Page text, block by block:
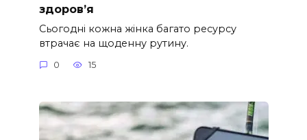
здоров’я
Сьогодні кожна жінка багато ресурсу
втрачає на щоденну рутину.
0 15